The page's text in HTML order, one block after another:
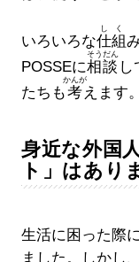
いろいろな仕組
しく
POSSEに相談
そうだん
し
たちも考
かんが
えます。
身近な外国
ト」はあり
生活に困った際
ました。しかし